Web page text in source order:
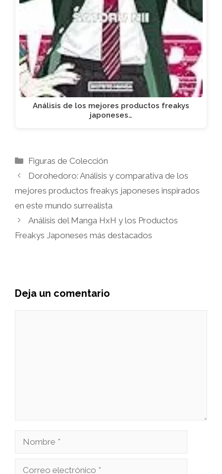
Análisis de los mejores productos freakys
japoneses…
Categorías
Figuras de Colección
Dorohedoro: Análisis y comparativa de los
mejores productos freakys japoneses inspirados
en este mundo surrealista
Análisis del Manga HxH y los Productos
Freakys Japoneses más destacados
Deja un comentario
Nombre
Correo